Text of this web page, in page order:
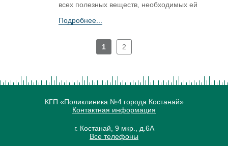
всех полезных веществ, необходимых ей
Подробнее...
1 2
КГП «Поликлиника №4 города Костанай»
Контактная информация
г. Костанай, 9 мкр., д.6А
Все телефоны